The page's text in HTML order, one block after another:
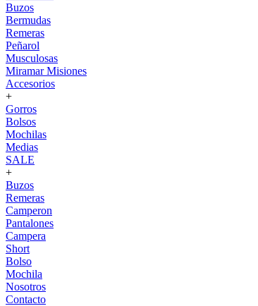
Buzos
Bermudas
Remeras
Peñarol
Musculosas
Miramar Misiones
Accesorios
+
Gorros
Bolsos
Mochilas
Medias
SALE
+
Buzos
Remeras
Camperon
Pantalones
Campera
Short
Bolso
Mochila
Nosotros
Contacto